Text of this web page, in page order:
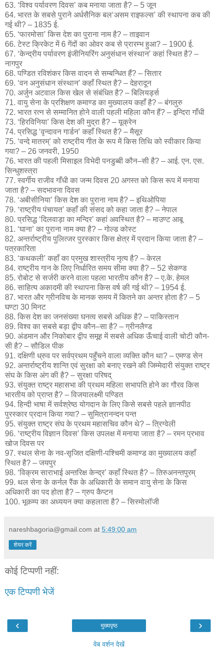
63. ‘विश्व पर्यावरण दिवस’ कब मनाया जाता है? – 5 जून
64. भारत के सबसे पुराने अर्धसैनिक बल‘असम राइफल्स’ की स्थापना कब की
गई थी? – 1835 ई.
65. ‘फारमोसा’ किस देश का पुराना नाम है? – ताइवान
66. टेस्ट क्रिकेट में 6 गेंदों का ओवर कब से प्रारम्भ हुआ? – 1900 ई.
67. ‘केन्द्रीय पर्यावरण इंजीनियरिंग अनुसंधान संस्थान’ कहां स्थित है? –
नागपुर
68. पण्डित रविशंकर किस वादन से सम्बन्धित हैं? – सितार
69. ‘वन अनुसंधान संस्थान’ कहाँ स्थित है? – देहरादून
70. अर्जुन अटवाल किस खेल से संबंधित है? – बिलियर्ड्स
71. वायु सेना के प्रशिक्षण कमाण्ड का मुख्यालय कहाँ है? – बंगलुरु
72. भारत रत्न से सम्मानित होने वाली पहली महिला कौन हैं? – इन्दिरा गाँधी
73. ‘हिरविनिया’ किस देश की मुद्रा है? – यूक्रेन
74. प्रसिद्ध ‘वृन्दावन गार्डन’ कहाँ स्थित है? – मैसूर
75. ‘वन्दे मातरम्’ को राष्ट्रीय गीत के रूप में किस तिथि को स्वीकार किया
गया? – 26 जनवरी, 1950
76. भारत की पहली मिसाइल विभेदी पनडुब्बी कौन–सी है? – आई. एन. एस.
सिन्धुशस्त्रा
77. स्वर्गीय राजीव गाँधी का जन्म दिवस 20 अगस्त को किस रूप में मनाया
जाता है? – सदभावना दिवस
78. ‘अबीसीनिया’ किस देश का पुराना नाम है? – इथिओपिया
79. ‘राष्ट्रीय पंचायत’ कहाँ की संसद को कहा जाता है? – नेपाल
80. प्रसिद्ध ‘दिलवाड़ा का मन्दिर’ कहां अवस्थित है? – माउण्ट आबू
81. ‘घाना’ का पुराना नाम क्या है? – गोल्ड कोस्ट
82. अन्तर्राष्ट्रीय पुलित्जर पुरस्कार किस क्षेत्र में प्रदान किया जाता है? –
पत्रकारिता
83. ‘कथकली’ कहाँ का प्रमुख शास्त्रीय नृत्य है? – केरल
84. राष्ट्रीय गान के लिए निर्धारित समय सीमा क्या है? – 52 सेकण्ड
85. रोबोट से सर्जरी करने वाला पहला भारतीय कौन है? – ए.के. हेमल
86. साहित्य अकादमी की स्थापना किस वर्ष की गई थी? – 1954 ई.
87. भारत और ग्रीनविच के मानक समय में कितने का अन्तर होता है? – 5
घण्टा 30 मिनट
88. किस देश का जनसंख्या घनत्व सबसे अधिक है? – पाकिस्तान
89. विश्व का सबसे बड़ा द्वीप कौन–सा है? – ग्रीनलैण्ड
90. अंडमान और निकोबार द्वीप समूह में सबसे अधिक ऊँचाई वाली चोटी कौन-
सी है? – सौडिल पीक
91. दक्षिणी ध्रुव पर सर्वप्रथम पहुँचने वाला व्यक्ति कौन था? – एमण्ड सेन
92. अन्तर्राष्ट्रीय शान्ति एवं सुरक्षा को बनाए रखने की जिम्मेदारी संयुक्त राष्ट्र
संघ के किस अंग की है? – सुरक्षा परिषद्
93. संयुक्त राष्ट्र महासभा की प्रथम महिला सभापति होने का गौरव किस
भारतीय को प्राप्त है? – विजयालक्ष्मी पण्डित
94. हिन्दी भाषा में सर्वश्रेष्ठ योगदान के लिए किसे सबसे पहले ज्ञानपीठ
पुरस्कार प्रदान किया गया? – सुमित्रानन्दन पन्त
95. संयुक्त राष्ट्र संघ के प्रथम महासचिव कौन थे? – त्रिग्वेली
96. ‘राष्ट्रीय विज्ञान दिवस’ किस उपलक्ष में मनाया जाता है? – रमन प्रभाव
खोज दिवस पर
97. स्थल सेना के नव-सृजित दक्षिणी-पश्चिमी कमाण्ड का मुख्यालय कहाँ
स्थित है? – जयपुर
98. ‘विक्रम साराभाई अन्तरिक्ष केन्द्र’ कहाँ स्थित है? – तिरुअनन्तपुरम्
99. थल सेना के कर्नल रैंक के अधिकारी के समान वायु सेना के किस
अधिकारी का पद होता है? – ग्रुप कैप्टन
100. भूकम्प का अध्ययन क्या कहलाता है? – सिस्मोलॉजी
nareshbagoria@gmail.com at 5:49:00 am
शेयर करें
कोई टिप्पणी नहीं:
एक टिप्पणी भेजें
‹ ›
मुख्यपृष्ठ
वेब वर्शन देखें